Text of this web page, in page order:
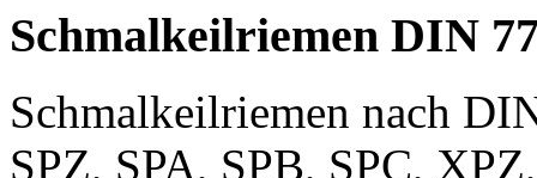
Schmalkeilriemen DIN
Schmalkeilriemen nach
SPZ, SPA, SPB, SPC,